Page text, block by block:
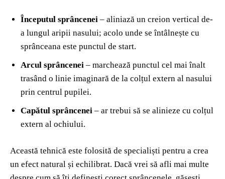
Începutul sprâncenei – aliniază un creion vertical de-
a lungul aripii nasului; acolo unde se întâlnește cu
sprânceana este punctul de start.
Arcul sprâncenei – marchează punctul cel mai înalt
trasând o linie imaginară de la colțul extern al nasului
prin centrul pupilei.
Capătul sprâncenei – ar trebui să se alinieze cu colțul
extern al ochiului.
Această tehnică este folosită de specialiști pentru a crea
un efect natural și echilibrat. Dacă vrei să afli mai multe